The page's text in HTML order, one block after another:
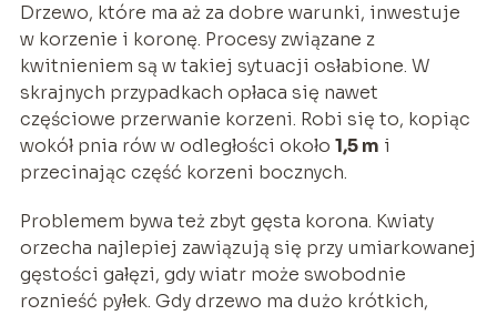
Drzewo, które ma aż za dobre warunki, inwestuje
w korzenie i koronę. Procesy związane z
kwitnieniem są w takiej sytuacji osłabione. W
skrajnych przypadkach opłaca się nawet
częściowe przerwanie korzeni. Robi się to, kopiąc
wokół pnia rów w odległości około 1,5 m i
przecinając część korzeni bocznych.
Problemem bywa też zbyt gęsta korona. Kwiaty
orzecha najlepiej zawiązują się przy umiarkowanej
gęstości gałęzi, gdy wiatr może swobodnie
roznieść pyłek. Gdy drzewo ma dużo krótkich,